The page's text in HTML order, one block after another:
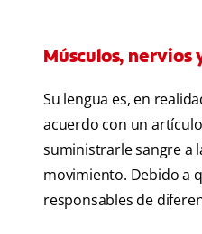
Músculos, nervios
Su lengua es, en
acuerdo con un
suministrarle sangre a
movimiento. Debido a
responsables de